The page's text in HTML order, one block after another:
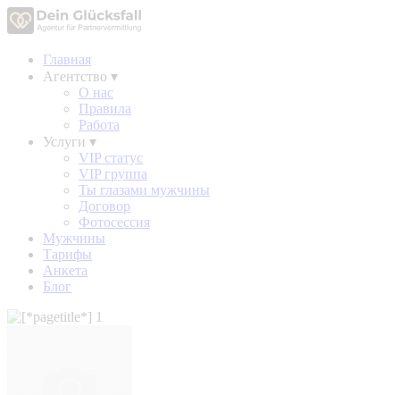
Главная
Агентство ▾
О нас
Правила
Работа
Услуги ▾
VIP статус
VIP группа
Ты глазами мужчины
Договор
Фотосессия
Мужчины
Тарифы
Анкета
Блог